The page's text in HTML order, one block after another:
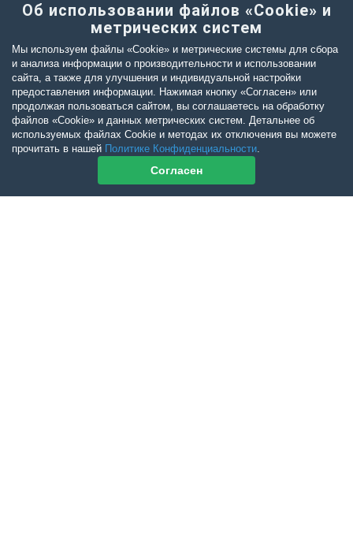
Об использовании файлов «Cookie» и
метрических систем
Мы используем файлы «Cookie» и метрические системы для сбора
и анализа информации о производительности и использовании
сайта, а также для улучшения и индивидуальной настройки
предоставления информации. Нажимая кнопку «Согласен» или
продолжая пользоваться сайтом, вы соглашаетесь на обработку
файлов «Cookie» и данных метрических систем. Детальнее об
используемых файлах Cookie и методах их отключения вы можете
прочитать в нашей Политике Конфиденциальности.
Согласен